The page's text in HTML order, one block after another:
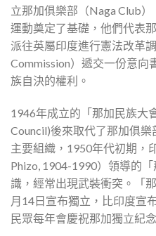
立那加俱樂部（Naga Club
運動奠定了基礎，他們代表
派往英屬印度進行憲法改革
Commission）遞交一份意向
族自決的權利。
1946年成立的「那加民族大
Council)後來取代了那加俱
主要組織，1950年代初期，
Phizo, 1904-1990）領導的
識，經常出現武裝衝突。「
月14日宣布獨立，比印度宣
民眾每年會慶祝那加獨立紀